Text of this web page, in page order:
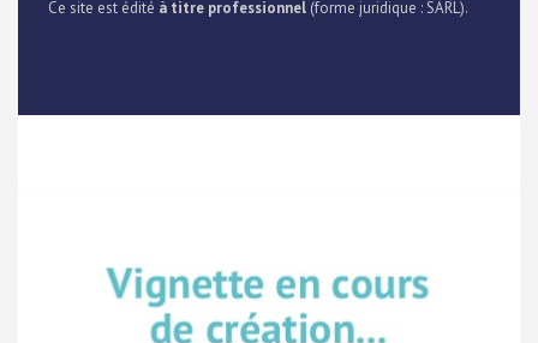
Ce site est édité à titre professionnel (forme juridique : SARL).